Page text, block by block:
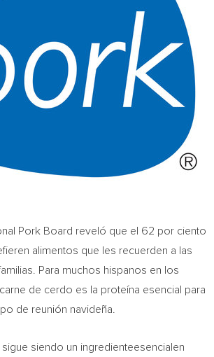
Pork Board reveló que el 62 por ciento
alimentos que les recuerden a las
Para muchos hispanos en los
de cerdo es la proteína esencial para
de reunión navideña.
siendo un ingredienteesencialen